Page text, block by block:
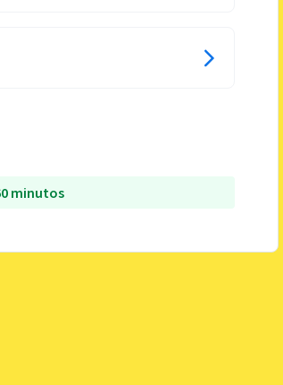
minutos